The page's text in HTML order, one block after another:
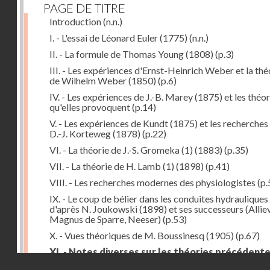
PAGE DE TITRE
Introduction(n.n.)
I. - L'essai de Léonard Euler (1775) (n.n.)
II. - La formule de Thomas Young (1808) (p.3)
III. - Les expériences d'Ernst-Heinrich Weber et la
de Wilhelm Weber (1850) (p.6)
IV. - Les expériences de J.-B. Marey (1875) et les
qu'elles provoquent(p.14)
V. - Les expériences de Kundt (1875) et les recherches
D.-J. Korteweg (1878) (p.22)
VI. - La théorie de J.-S. Gromeka (1) (1883) (p.35)
VII. - La théorie de H. Lamb (1) (1898) (p.41)
VIII. - Les recherches modernes des physiologistes
IX. - Le coup de bélier dans les conduites hydrauliques
d'après N. Joukowski (1898) et ses successeurs
Magnus de Sparre, Neeser) (p.53)
X. - Vues théoriques de M. Boussinesq (1905) (p.67)
XI. - Notes diverses sur les théories